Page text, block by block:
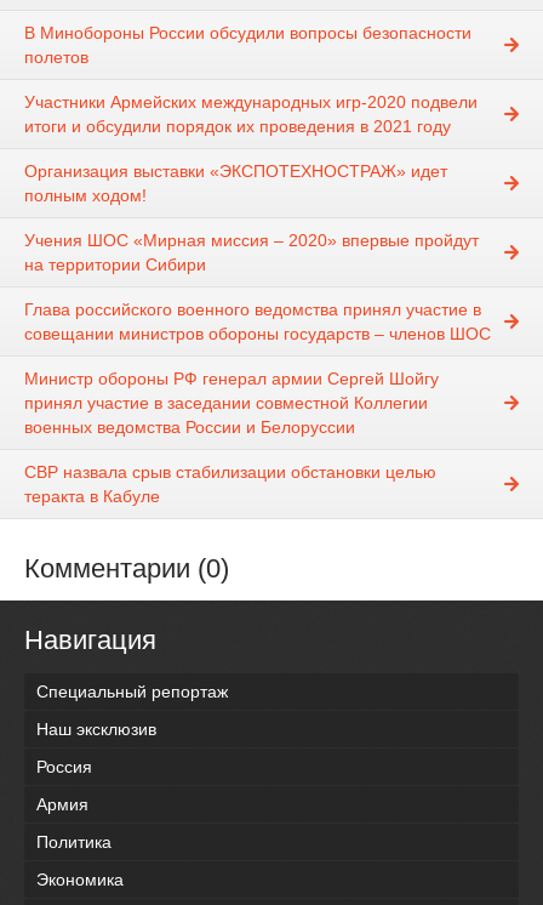
В Минобороны России обсудили вопросы безопасности
полетов
Участники Армейских международных игр-2020 подвели
итоги и обсудили порядок их проведения в 2021 году
Организация выставки «ЭКСПОТЕХНОСТРАЖ» идет
полным ходом!
Учения ШОС «Мирная миссия – 2020» впервые пройдут
на территории Сибири
Глава российского военного ведомства принял участие в
совещании министров обороны государств – членов ШОС
Министр обороны РФ генерал армии Сергей Шойгу
принял участие в заседании совместной Коллегии
военных ведомства России и Белоруссии
СВР назвала срыв стабилизации обстановки целью
теракта в Кабуле
Комментарии (0)
Навигация
Специальный репортаж
Наш эксклюзив
Россия
Армия
Политика
Экономика